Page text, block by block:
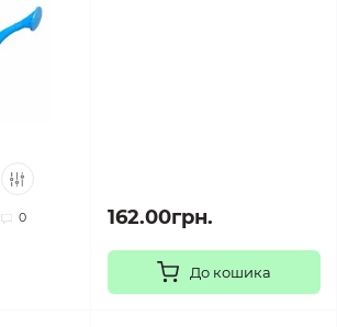
0 162.00грн.
До кошика